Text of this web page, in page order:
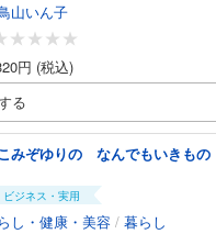
山いん子
円 (税込)
る
みぞゆりの なんでもいきも
ビジネス・実用
し・健康・美容 / 暮らし